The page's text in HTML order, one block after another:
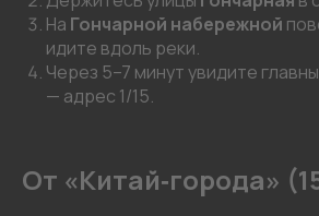
На Гончарной набережной
идите вдоль реки.
Через 5–7 минут увидите
— адрес 1/15.
От «Китай‑города»